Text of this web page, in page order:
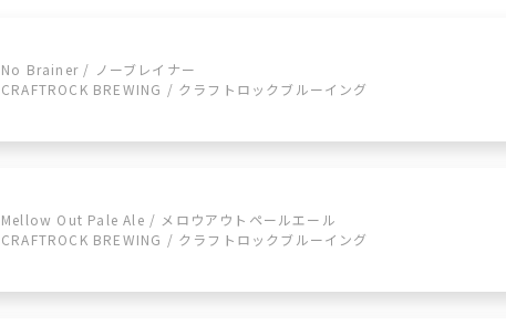
No Brainer / ノーブレイナー
CRAFTROCK BREWING / クラフトロックブルーイング
Mellow Out Pale Ale / メロウアウトペールエール
CRAFTROCK BREWING / クラフトロックブルーイング